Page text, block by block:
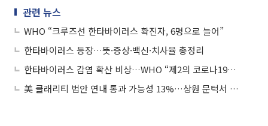
관련 뉴스
WHO “크루즈선 한타바이러스 확진자, 6명으로 늘어”
한타바이러스 등장…뜻·증상·백신·치사율 총정리
한타바이러스 감염 확산 비상…WHO “제2의 코로나19는 아냐”
美 클래리티 법안 연내 통과 가능성 13%…상원 문턱서 제동